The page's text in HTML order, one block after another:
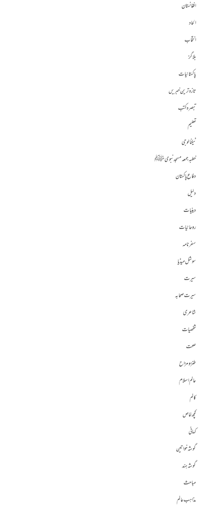
افغانستان
الحاد
انتخاب
بلاگز
پاکستانیات
تازہ ترین خبریں
تبصرہ کتب
تعلیم
ٹیکنالوجی
خطبہ جمعہ مسجد نبوی ﷺ
دفاع پاکستان
دلیل
دینیات
روحانیات
سفرنامہ
سوشل میڈیا
سیرت
سیرت صحابہ
شاعری
شخصیات
صحت
طنز و مزاح
عالم اسلام
کالم
کچھ خاص
کہانی
گوشہ خواتین
گوشہ ہند
مباحث
مذاہب عالم